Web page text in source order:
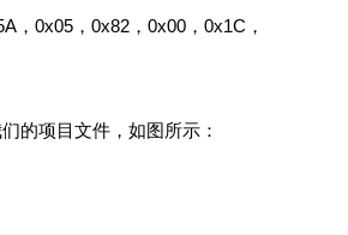
，0x05，0x82，0x00，0x1C，
的项目文件，如图所示：